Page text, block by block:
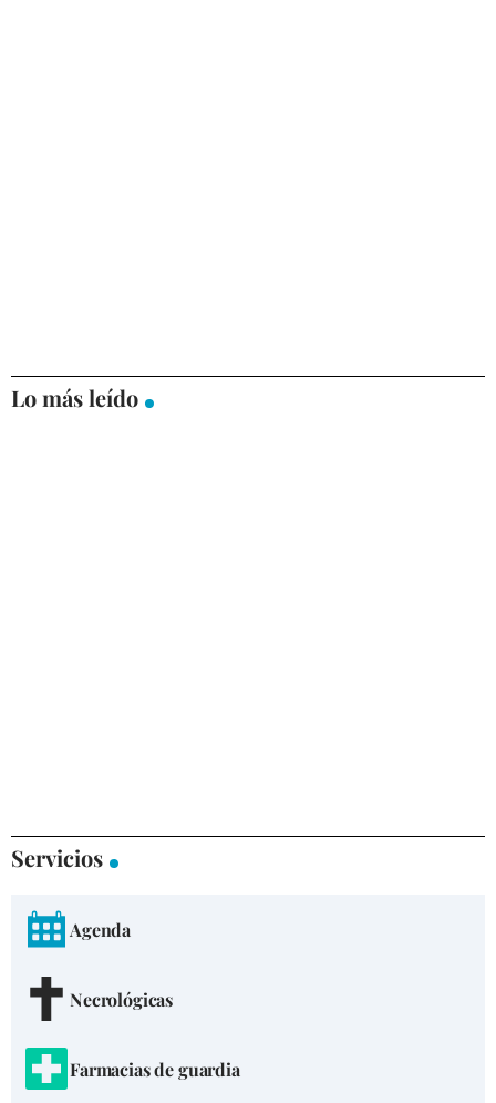
Lo más leído
Servicios
Agenda
Necrológicas
Farmacias de guardia